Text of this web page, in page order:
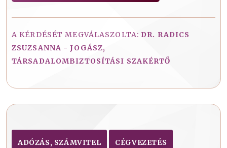
A KÉRDÉSÉT MEGVÁLASZOLTA: DR. RADICS
ZSUZSANNA - JOGÁSZ,
TÁRSADALOMBIZTOSÍTÁSI SZAKÉRTŐ
ADÓZÁS, SZÁMVITEL CÉGVEZETÉS